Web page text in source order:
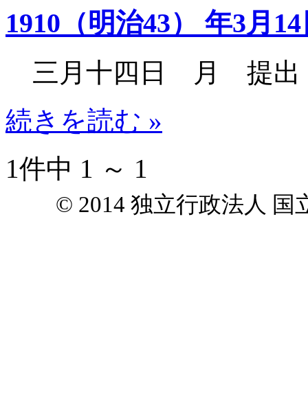
1910（明治43） 年3月
三月十四日 月 提出
続きを読む »
1件中 1 ～ 1
© 2014 独立行政法人 国